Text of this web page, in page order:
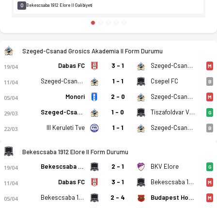
0 Bekescsaba 1912 Elore II Galibiyeti
Szeged-Csanad Grosics Akademia II Form Durumu
19/04 Dabas FC 3 - 1 Szeged-Csanad Grosics Akademia II M
11/04 Szeged-Csanad Grosics Akademia II 1 - 1 Csepel FC B
05/04 Monori 2 - 0 Szeged-Csanad Grosics Akademia II M
29/03 Szeged-Csanad Grosics Akademia II 1 - 0 Tiszafoldvar Vse G
22/03 III Keruleti Tve 1 - 1 Szeged-Csanad Grosics Akademia II B
Bekescsaba 1912 Elore II Form Durumu
19/04 Bekescsaba 1912 Elore II 2 - 1 BKV Elore G
11/04 Dabas FC 3 - 1 Bekescsaba 1912 Elore II M
05/04 Bekescsaba 1912 Elore II 2 - 4 Budapest Honved MFA M